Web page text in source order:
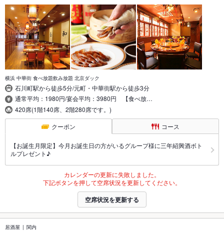
横浜 中華街 食べ放題飲み放題 北京ダック
石川町駅から徒歩5分/元町・中華街駅から徒歩3分
通常平均：1980円/宴会平均：3980円 【食べ放…
420席(1階140席、2階280席です。)
クーポン コース
【お誕生月限定】今月お誕生日の方がいるグループ様に三年紹興酒ボト
ルプレゼント♪
カレンダーの更新に失敗しました。
下記ボタンを押して空席状況を更新してください。
空席状況を更新する
居酒屋 関内